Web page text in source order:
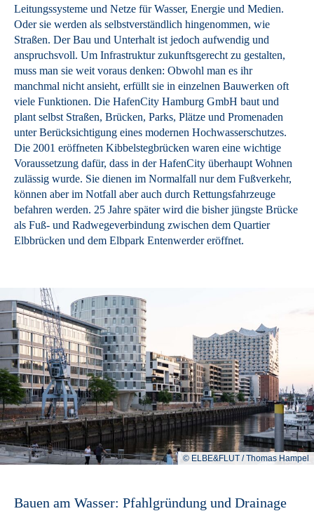
Leitungssysteme und Netze für Wasser, Energie und Medien.
Oder sie werden als selbstverständlich hingenommen, wie
Straßen. Der Bau und Unterhalt ist jedoch aufwendig und
anspruchsvoll. Um Infrastruktur zukunftsgerecht zu gestalten,
muss man sie weit voraus denken: Obwohl man es ihr
manchmal nicht ansieht, erfüllt sie in einzelnen Bauwerken oft
viele Funktionen. Die HafenCity Hamburg GmbH baut und
plant selbst Straßen, Brücken, Parks, Plätze und Promenaden
unter Berücksichtigung eines modernen Hochwasserschutzes.
Die 2001 eröffneten Kibbelstegbrücken waren eine wichtige
Voraussetzung dafür, dass in der HafenCity überhaupt Wohnen
zulässig wurde. Sie dienen im Normalfall nur dem Fußverkehr,
können aber im Notfall aber auch durch Rettungsfahrzeuge
befahren werden. 25 Jahre später wird die bisher jüngste Brücke
als Fuß- und Radwegeverbindung zwischen dem Quartier
Elbbrücken und dem Elbpark Entenwerder eröffnet.
© ELBE&FLUT / Thomas Hampel
Bauen am Wasser: Pfahlgründung und Drainage